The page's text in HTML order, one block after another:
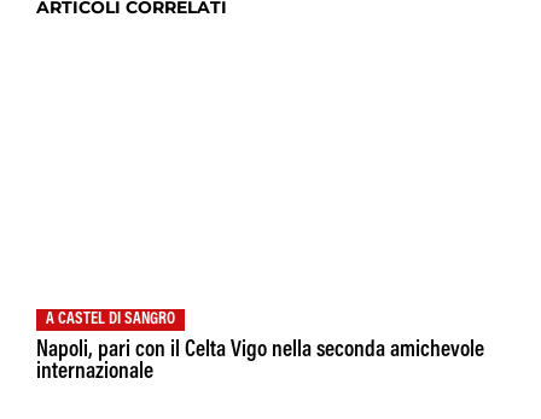
ARTICOLI CORRELATI
A CASTEL DI SANGRO
Napoli, pari con il Celta Vigo nella seconda amichevole
internazionale